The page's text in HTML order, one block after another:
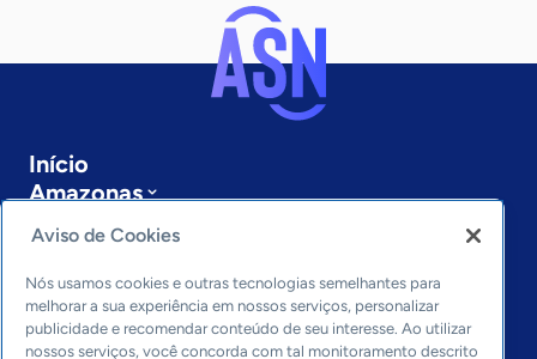
Início
Amazonas
Sobre a ASN
Últimas notícias
Entre em contato
Editorias
Aviso de Cookies
Nós usamos cookies e outras tecnologias semelhantes para
melhorar a sua experiência em nossos serviços, personalizar
publicidade e recomendar conteúdo de seu interesse. Ao utilizar
nossos serviços, você concorda com tal monitoramento descrito